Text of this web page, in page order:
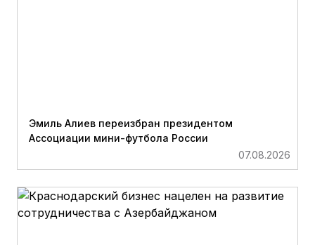
Эмиль Алиев переизбран президентом
Ассоциации мини-футбола России
07.08.2026